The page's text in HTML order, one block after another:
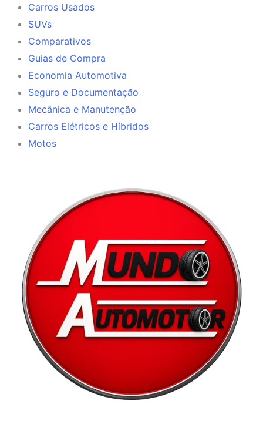
Carros Usados
SUVs
Comparativos
Guias de Compra
Economia Automotiva
Seguro e Documentação
Mecânica e Manutenção
Carros Elétricos e Híbridos
Motos